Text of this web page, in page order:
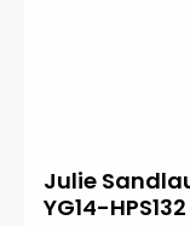
Julie
YG14-HPS132